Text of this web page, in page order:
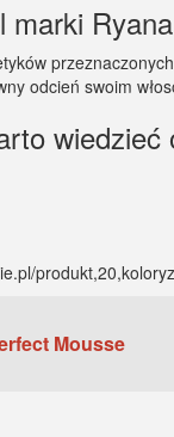
marki
odcień swoim
wiedzieć
Mousse